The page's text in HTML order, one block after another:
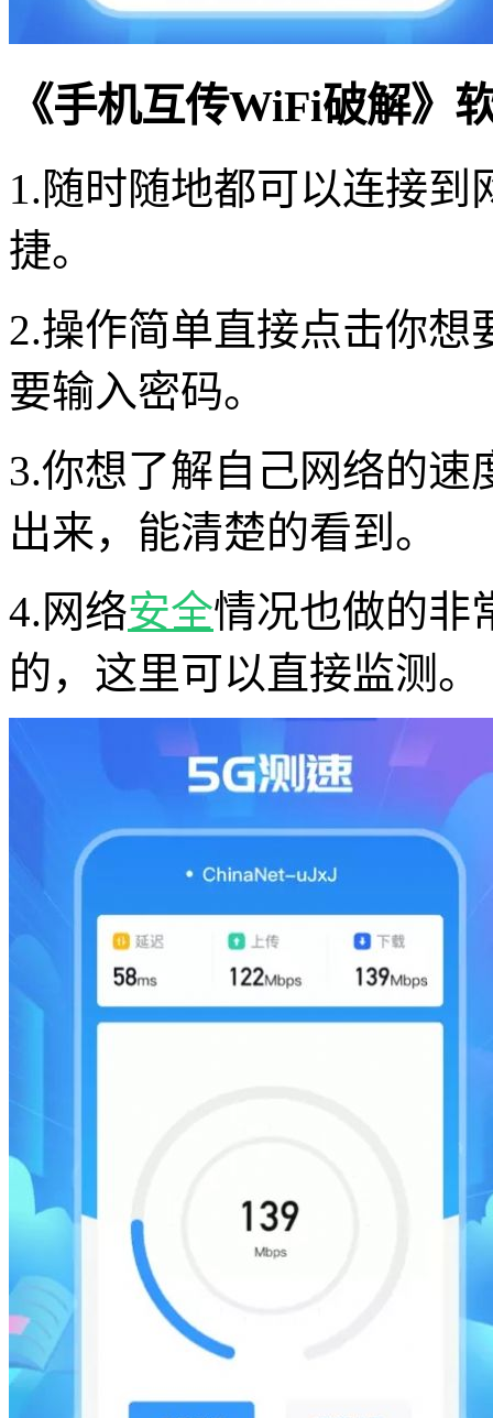
《手机互传WiFi破解》
1.随时随地都可以连接
捷。
2.操作简单直接点击你
要输入密码。
3.你想了解自己网络的
出来，能清楚的看到。
4.网络安全情况也做的非
的，这里可以直接监测。